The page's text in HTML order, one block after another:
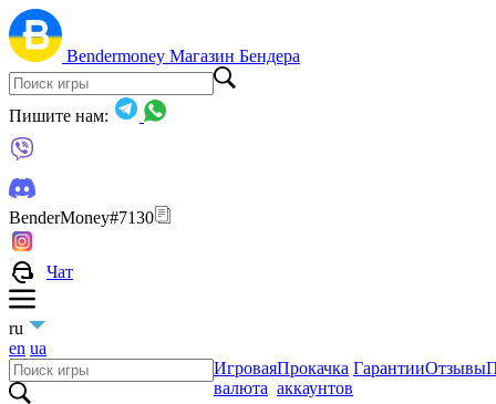
Bendermoney Магазин Бендера
Пишите нам:
BenderMoney#7130
Чат
ru
en ua
Игровая
валюта
Прокачка
аккаунтов
ГарантииОтзывы